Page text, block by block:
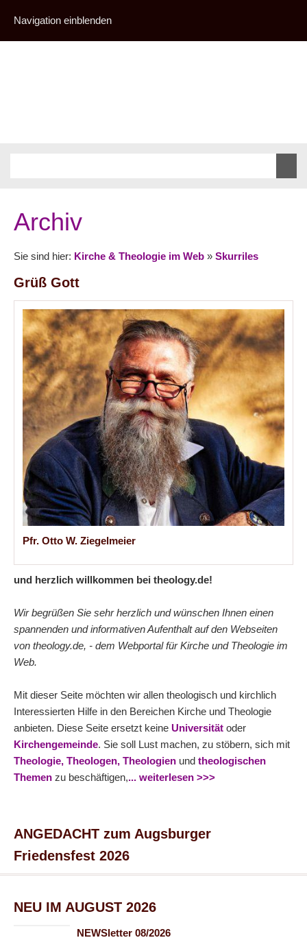
Navigation einblenden
Archiv
Sie sind hier: Kirche & Theologie im Web » Skurriles
Grüß Gott
Pfr. Otto W. Ziegelmeier
und herzlich willkommen bei theology.de!
Wir begrüßen Sie sehr herzlich und wünschen Ihnen einen
spannenden und informativen Aufenthalt auf den Webseiten
von theology.de, - dem Webportal für Kirche und Theologie im
Web.
Mit dieser Seite möchten wir allen theologisch und kirchlich
Interessierten Hilfe in den Bereichen Kirche und Theologie
anbieten. Diese Seite ersetzt keine Universität oder
Kirchengemeinde. Sie soll Lust machen, zu stöbern, sich mit
Theologie, Theologen, Theologien und theologischen
Themen zu beschäftigen,... weiterlesen >>>
ANGEDACHT zum Augsburger
Friedensfest 2026
NEU IM AUGUST 2026
NEWSletter 08/2026